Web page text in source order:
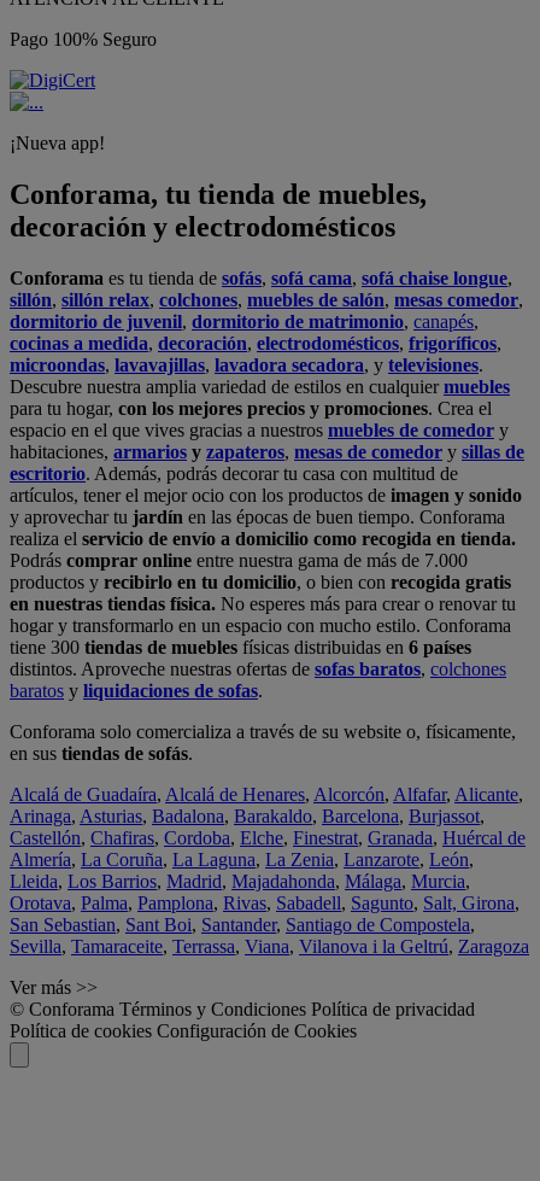
Pago 100% Seguro
¡Nueva app!
Conforama, tu tienda de muebles,
decoración y electrodomésticos
Conforama es tu tienda de sofás, sofá cama, sofá chaise longue,
sillón, sillón relax, colchones, muebles de salón, mesas comedor,
dormitorio de juvenil, dormitorio de matrimonio, canapés,
cocinas a medida, decoración, electrodomésticos, frigoríficos,
microondas, lavavajillas, lavadora secadora, y televisiones.
Descubre nuestra amplia variedad de estilos en cualquiermuebles
para tu hogar, con los mejores precios y promociones. Crea el
espacio en el que vives gracias a nuestros muebles de comedor y
habitaciones, armarios y zapateros, mesas de comedor y sillas de
escritorio. Además, podrás decorar tu casa con multitud de
artículos, tener el mejor ocio con los productos de imagen y sonido
y aprovechar tu jardín en las épocas de buen tiempo. Conforama
realiza el servicio de envío a domicilio como recogida en tienda.
Podrás comprar online entre nuestra gama de más de 7.000
productos y recibirlo en tu domicilio, o bien con recogida gratis
en nuestras tiendas física. No esperes más para crear o renovar tu
hogar y transformarlo en un espacio con mucho estilo. Conforama
tiene 300 tiendas de muebles físicas distribuidas en 6 países
distintos. Aproveche nuestras ofertas de sofas baratos, colchones
baratos y liquidaciones de sofas.
Conforama solo comercializa a través de su website o, físicamente,
en sus tiendas de sofás.
Alcalá de Guadaíra, Alcalá de Henares, Alcorcón, Alfafar, Alicante,
Arinaga, Asturias, Badalona, Barakaldo, Barcelona, Burjassot,
Castellón, Chafiras, Cordoba, Elche, Finestrat, Granada, Huércal de
Almería, La Coruña, La Laguna, La Zenia, Lanzarote, León,
Lleida, Los Barrios, Madrid, Majadahonda, Málaga, Murcia,
Orotava, Palma, Pamplona, Rivas, Sabadell, Sagunto, Salt, Girona,
San Sebastian, Sant Boi, Santander, Santiago de Compostela,
Sevilla, Tamaraceite, Terrassa, Viana, Vilanova i la Geltrú, Zaragoza
Ver más >>
© Conforama Términos y Condiciones Política de privacidad
Política de cookies Configuración de Cookies